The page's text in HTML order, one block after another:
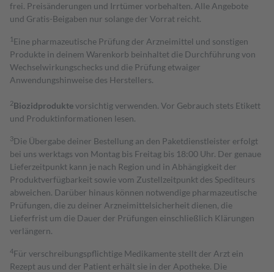
frei. Preisänderungen und Irrtümer vorbehalten. Alle Angebote
und Gratis-Beigaben nur solange der Vorrat reicht.
1 Eine pharmazeutische Prüfung der Arzneimittel und sonstigen
Produkte in deinem Warenkorb beinhaltet die Durchführung von
Wechselwirkungschecks und die Prüfung etwaiger
Anwendungshinweise des Herstellers.
2Biozidproduktevorsichtig verwenden. Vor Gebrauch stets Etikett
und Produktinformationen lesen.
3Die Übergabe deiner Bestellung an den Paketdienstleister erfolgt
bei uns werktags von Montag bis Freitag bis 18:00 Uhr. Der genaue
Lieferzeitpunkt kann je nach Region und in Abhängigkeit der
Produktverfügbarkeit sowie vom Zustellzeitpunkt des Spediteurs
abweichen. Darüber hinaus können notwendige pharmazeutische
Prüfungen, die zu deiner Arzneimittelsicherheit dienen, die
Lieferfrist um die Dauer der Prüfungen einschließlich Klärungen
verlängern.
4Für verschreibungspflichtige Medikamente stellt der Arzt ein
Rezept aus und der Patient erhält sie in der Apotheke. Die